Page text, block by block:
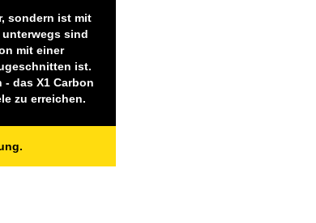
sondern ist mit
sind
mit einer
ist.
das X1 Carbon
zu erreichen.
.